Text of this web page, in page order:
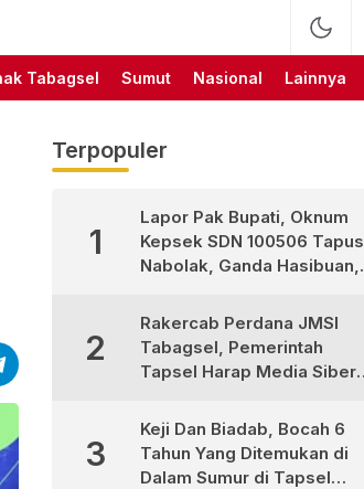
Tabagsel Sumut Nasional Lainnya
Terpopuler
1
Lapor Pak Bupati, Oknum
Kepsek SDN 100506 Tapus
Nabolak, Ganda Hasibuan,
Siswa Protes
2
Rakercab Perdana JMSI
Tabagsel, Pemerintah
Tapsel Harap Media Siber
Pembangunan
3
Keji Dan Biadab, Bocah 6
Tahun Yang Ditemukan di
Dalam Sumur di Tapsel